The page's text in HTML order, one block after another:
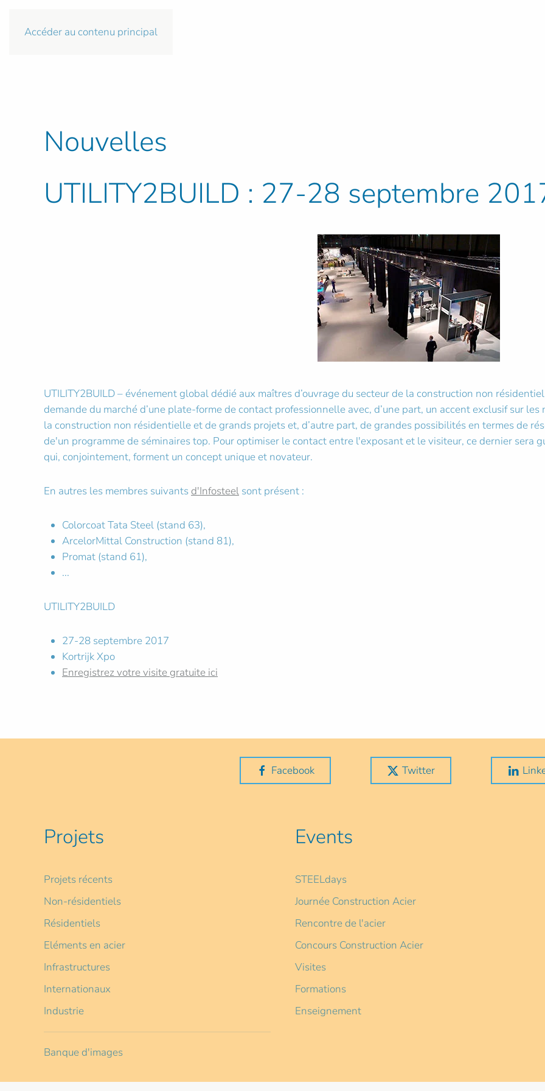
Accéder au contenu principal
Nouvelles
UTILITY2BUILD : 27-28 septembre
UTILITY2BUILD – événement global dédié aux maîtres d’ouvrage du secteur de la construction non
demande du marché d’une plate-forme de contact professionnelle avec, d’une part, un accent exclusif sur
la construction non résidentielle et de grands projets et, d’autre part, de grandes possibilités en termes de
de'un programme de séminaires top. Pour optimiser le contact entre l'exposant et le visiteur, ce dernier sera
qui, conjointement, forment un concept unique et novateur.
En autres les membres suivants d'Infosteel sont présent :
Colorcoat Tata Steel (stand 63),
ArcelorMittal Construction (stand 81),
Promat (stand 61),
...
UTILITY2BUILD
27-28 septembre 2017
Kortrijk Xpo
Enregistrez votre visite gratuite ici
Facebook Twitter
Projets
Projets récents
Non-résidentiels
Résidentiels
Eléments en acier
Infrastructures
Internationaux
Industrie
Banque d'images
Events
STEELdays
Journée Construction Acier
Rencontre de l'acier
Concours Construction Acier
Visites
Formations
Enseignement